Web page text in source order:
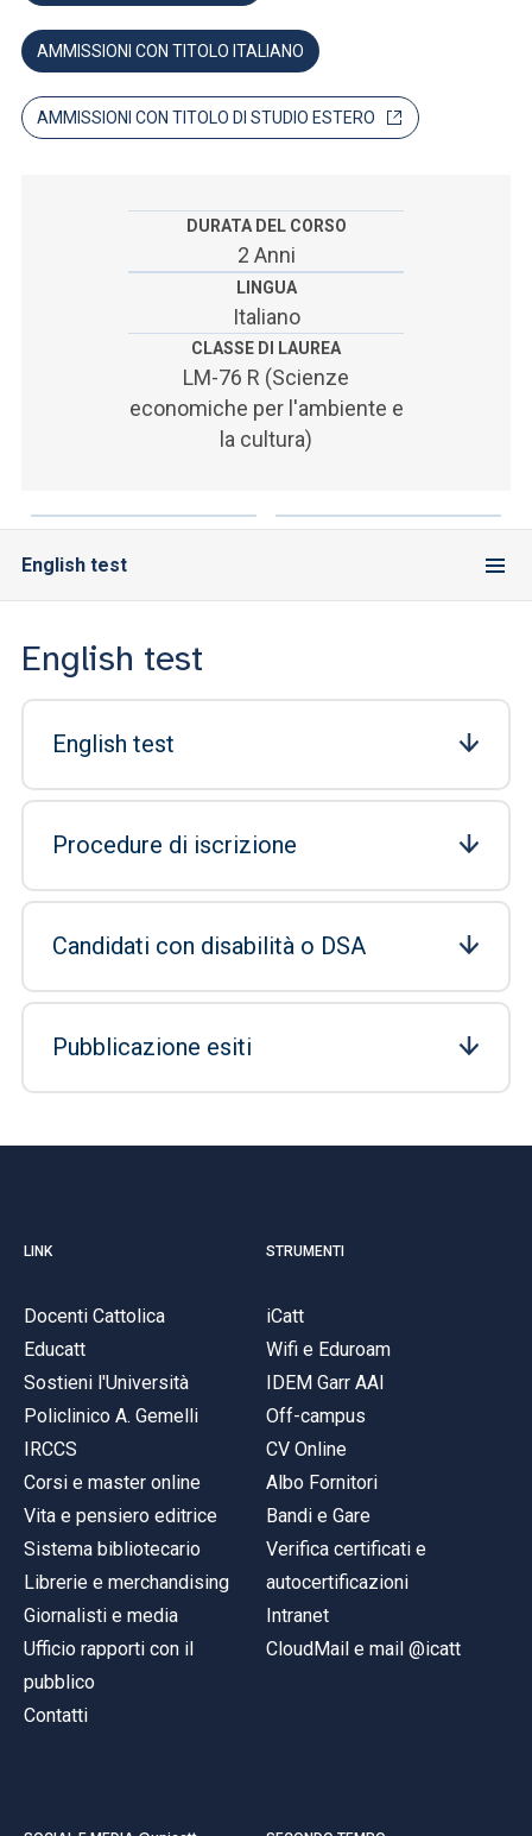
SEI UN DOCENTE O UN MEMBRO DELLO STAFF
ACCEDI A CLOUDMAIL
AMMISSIONI CON TITOLO ITALIANO
AMMISSIONI CON TITOLO DI STUDIO ESTERO
DURATA DEL CORSO
2 Anni
LINGUA
Italiano
CLASSE DI LAUREA
LM-76 R (Scienze
economiche per l'ambiente e
la cultura)
English test
English test
English test
Procedure di iscrizione
Candidati con disabilità o DSA
Pubblicazione esiti
LINK
Docenti Cattolica
Educatt
Sostieni l'Università
Policlinico A. Gemelli
IRCCS
Corsi e master online
Vita e pensiero editrice
Sistema bibliotecario
Librerie e merchandising
Giornalisti e media
Ufficio rapporti con il
pubblico
Contatti
STRUMENTI
iCatt
Wifi e Eduroam
IDEM Garr AAI
Off-campus
CV Online
Albo Fornitori
Bandi e Gare
Verifica certificati e
autocertificazioni
Intranet
CloudMail e mail @icatt